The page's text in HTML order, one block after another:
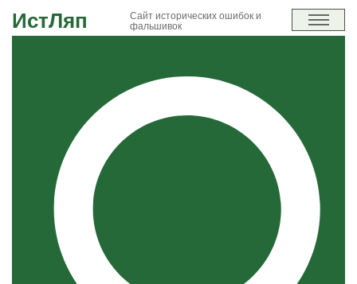
ИстЛяп Сайт исторических ошибок и
фальшивок